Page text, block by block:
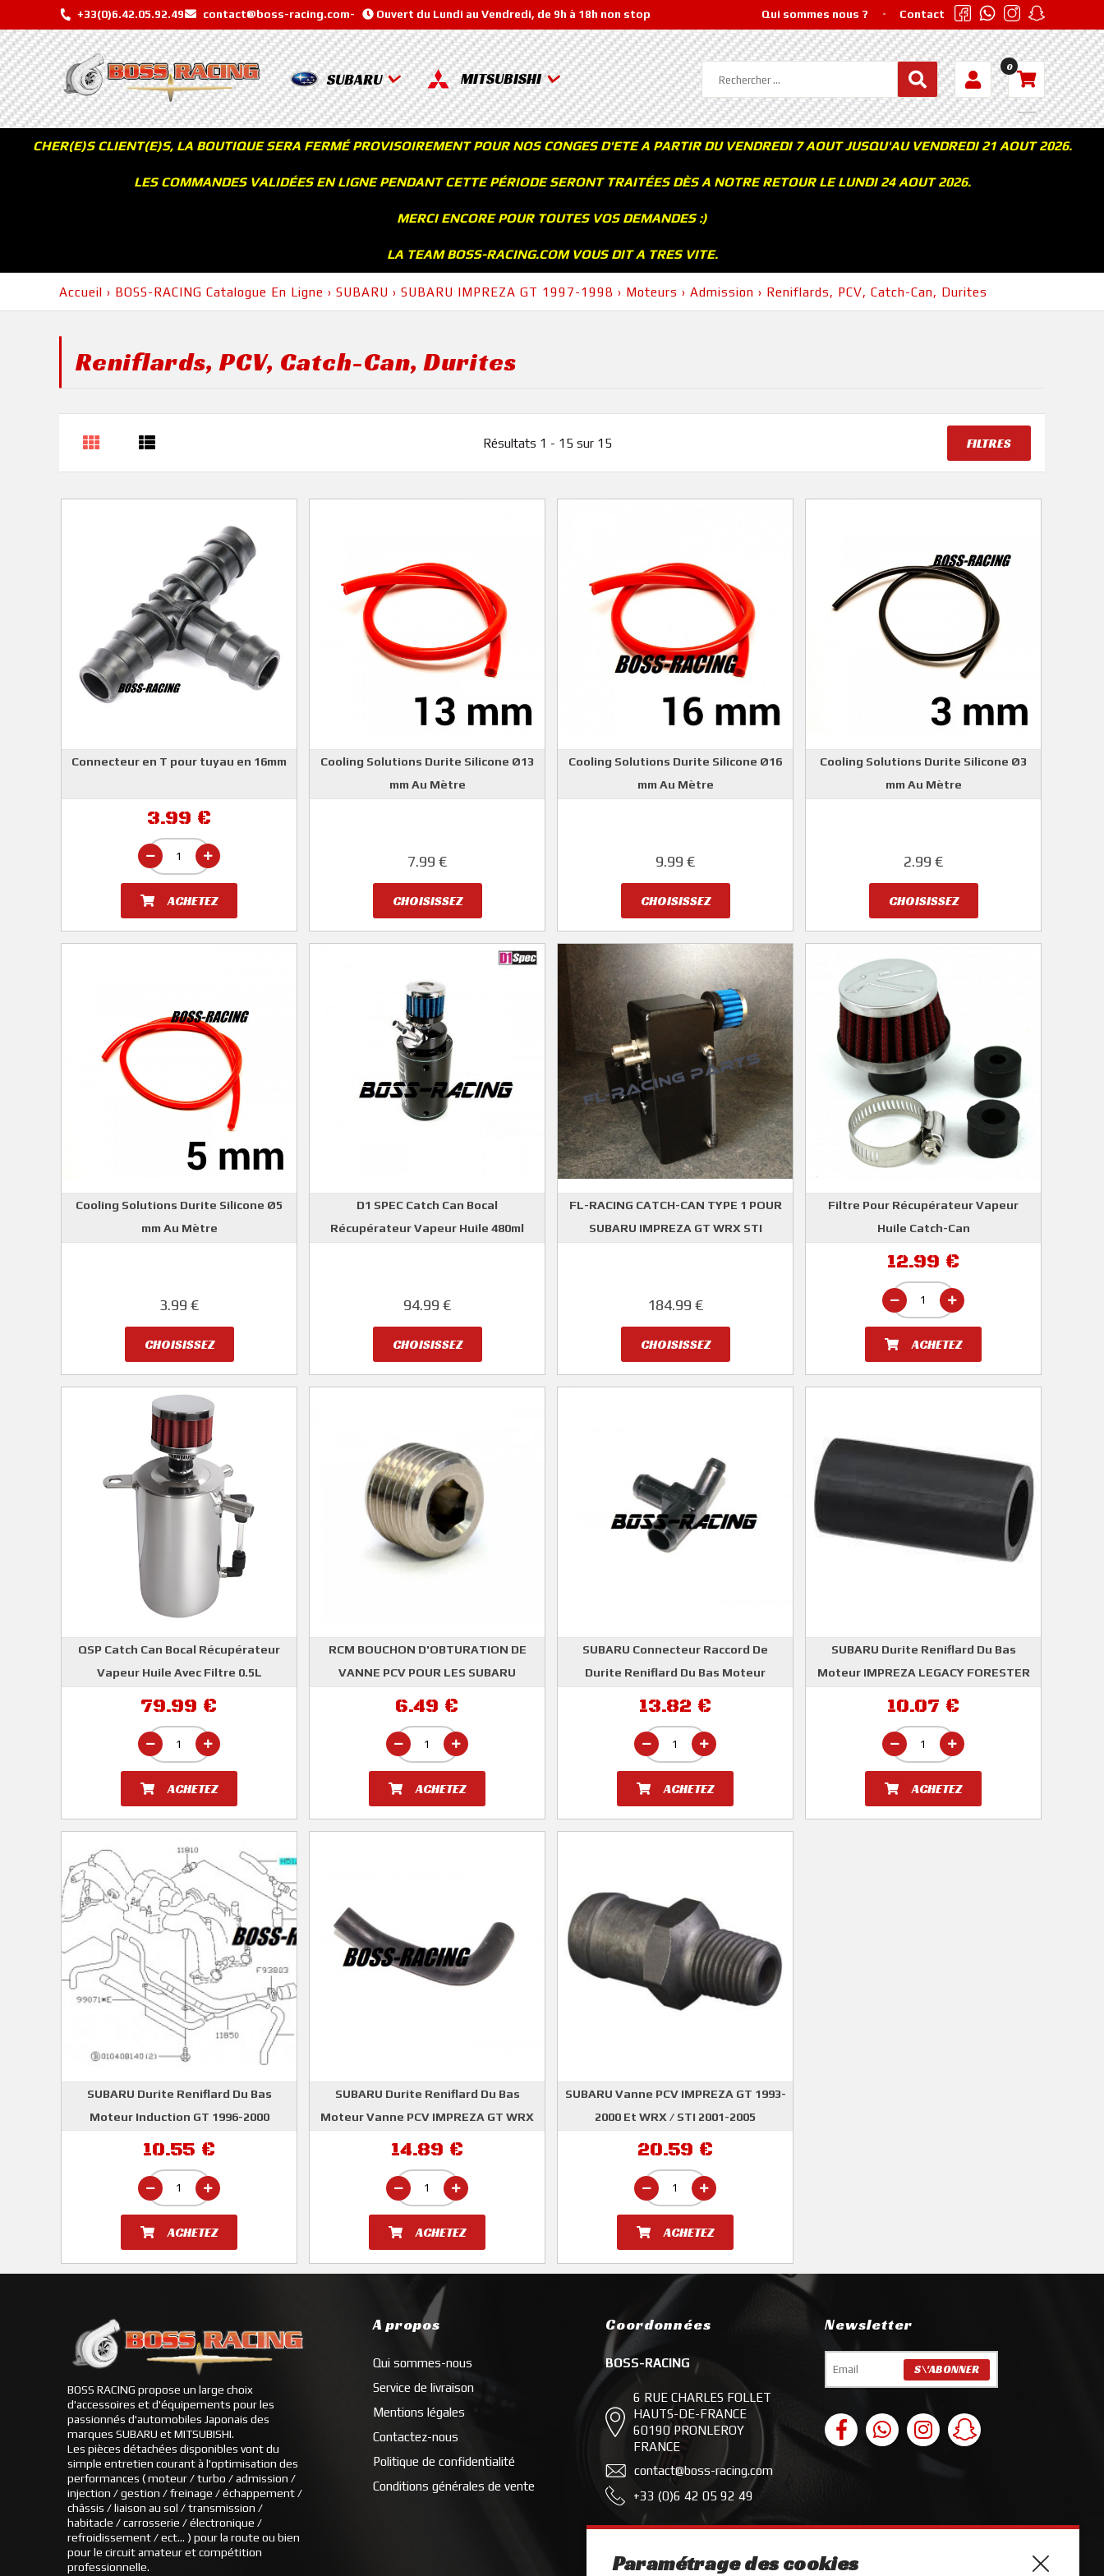
+33(0)6.42.05.92.49 contact@boss-racing.com- Ouvert du Lundi au Vendredi, de 9h à 18h non stop Qui sommes nous ? Contact
SUBARU MITSUBISHI
0
CHER(E)S CLIENT(E)S, LA BOUTIQUE SERA FERMÉ PROVISOIREMENT POUR NOS CONGES D'ETE A PARTIR DU VENDREDI 7 AOUT JUSQU'AU VENDREDI 21 AOUT 2026.
LES COMMANDES VALIDÉES EN LIGNE PENDANT CETTE PÉRIODE SERONT TRAITÉES DÈS A NOTRE RETOUR LE LUNDI 24 AOUT 2026.
MERCI ENCORE POUR TOUTES VOS DEMANDES :)
LA TEAM BOSS-RACING.COM VOUS DIT A TRES VITE.
Accueil › BOSS-RACING Catalogue En Ligne › SUBARU › SUBARU IMPREZA GT 1997-1998 › Moteurs › Admission › Reniflards, PCV, Catch-Can, Durites
Reniflards, PCV, Catch-Can, Durites
Résultats 1 - 15 sur 15 FILTRES
Connecteur en T pour tuyau en 16mm
3.99 €
ACHETEZ
Cooling Solutions Durite Silicone Ø13
mm Au Mètre
7.99 €
CHOISISSEZ
Cooling Solutions Durite Silicone Ø16
mm Au Mètre
9.99 €
CHOISISSEZ
Cooling Solutions Durite Silicone Ø3
mm Au Mètre
2.99 €
CHOISISSEZ
Cooling Solutions Durite Silicone Ø5
mm Au Mètre
3.99 €
CHOISISSEZ
D1 SPEC Catch Can Bocal
Récupérateur Vapeur Huile 480ml
94.99 €
CHOISISSEZ
FL-RACING CATCH-CAN TYPE 1 POUR
SUBARU IMPREZA GT WRX STI
184.99 €
CHOISISSEZ
Filtre Pour Récupérateur Vapeur
Huile Catch-Can
12.99 €
ACHETEZ
QSP Catch Can Bocal Récupérateur
Vapeur Huile Avec Filtre 0.5L
79.99 €
ACHETEZ
RCM BOUCHON D'OBTURATION DE
VANNE PCV POUR LES SUBARU
6.49 €
ACHETEZ
SUBARU Connecteur Raccord De
Durite Reniflard Du Bas Moteur
13.82 €
ACHETEZ
SUBARU Durite Reniflard Du Bas
Moteur IMPREZA LEGACY FORESTER
10.07 €
ACHETEZ
SUBARU Durite Reniflard Du Bas
Moteur Induction GT 1996-2000
10.55 €
ACHETEZ
SUBARU Durite Reniflard Du Bas
Moteur Vanne PCV IMPREZA GT WRX
14.89 €
ACHETEZ
SUBARU Vanne PCV IMPREZA GT 1993-
2000 Et WRX / STI 2001-2005
20.59 €
ACHETEZ
BOSS RACING propose un large choix
d'accessoires et d'équipements pour les
passionnés d'automobiles Japonais des
marques SUBARU et MITSUBISHI.
Les pièces détachées disponibles vont du
simple entretien courant à l'optimisation des
performances ( moteur / turbo / admission /
injection / gestion / freinage / échappement /
châssis / liaison au sol / transmission /
habitacle / carrosserie / électronique /
refroidissement / ect... ) pour la route ou bien
pour le circuit amateur et compétition
professionnelle.
A propos
Qui sommes-nous
Service de livraison
Mentions légales
Contactez-nous
Politique de confidentialité
Conditions générales de vente
Coordonnées
BOSS-RACING
6 RUE CHARLES FOLLET
HAUTS-DE-FRANCE
60190 PRONLEROY
FRANCE
contact@boss-racing.com
+33 (0)6 42 05 92 49
Newsletter
Paramétrage des cookies